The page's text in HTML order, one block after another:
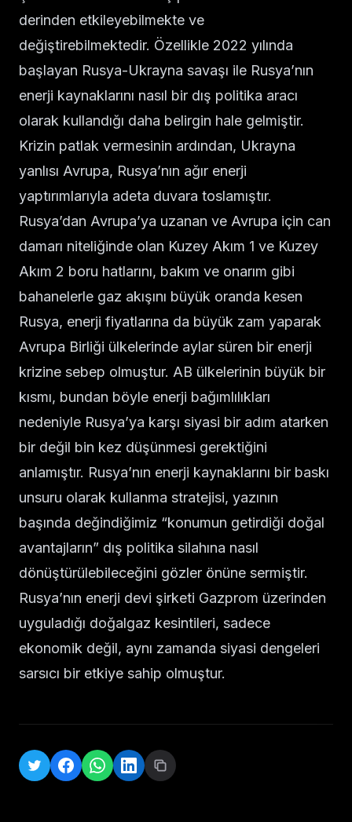
derinden etkileyebilmekte ve
değiştirebilmektedir. Özellikle 2022 yılında
başlayan Rusya-Ukrayna savaşı ile Rusya’nın
enerji kaynaklarını nasıl bir dış politika aracı
olarak kullandığı daha belirgin hale gelmiştir.
Krizin patlak vermesinin ardından, Ukrayna
yanlısı Avrupa, Rusya’nın ağır enerji
yaptırımlarıyla adeta duvara toslamıştır.
Rusya’dan Avrupa’ya uzanan ve Avrupa için can
damarı niteliğinde olan Kuzey Akım 1 ve Kuzey
Akım 2 boru hatlarını, bakım ve onarım gibi
bahanelerle gaz akışını büyük oranda kesen
Rusya, enerji fiyatlarına da büyük zam yaparak
Avrupa Birliği ülkelerinde aylar süren bir enerji
krizine sebep olmuştur. AB ülkelerinin büyük bir
kısmı, bundan böyle enerji bağımlılıkları
nedeniyle Rusya’ya karşı siyasi bir adım atarken
bir değil bin kez düşünmesi gerektiğini
anlamıştır. Rusya’nın enerji kaynaklarını bir baskı
unsuru olarak kullanma stratejisi, yazının
başında değindiğimiz “konumun getirdiği doğal
avantajların” dış politika silahına nasıl
dönüştürülebileceğini gözler önüne sermiştir.
Rusya’nın enerji devi şirketi Gazprom üzerinden
uyguladığı doğalgaz kesintileri, sadece
ekonomik değil, aynı zamanda siyasi dengeleri
sarsıcı bir etkiye sahip olmuştur.